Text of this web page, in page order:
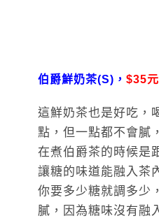
伯爵鮮奶茶(S)， $35元
這鮮奶茶也是好吃，
點，但一點都不會膩
在煮伯爵茶的時候是
讓糖的味道能融入茶
你要多少糖就調多少
膩，因為糖味沒有融